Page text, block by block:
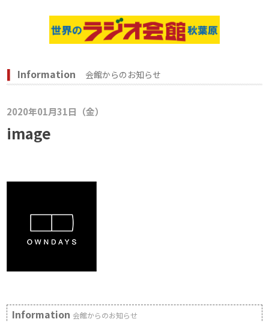
Information 会館からのお知らせ
2020年01月31日（金）
image
Information会館からのお知らせ